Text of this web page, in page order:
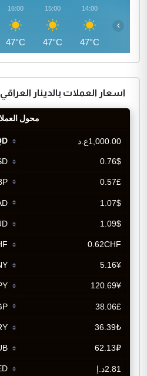
14:00
47°C
15:00
47°C
16:00
47°C
›
اسعار العملات بالدينار العراقي